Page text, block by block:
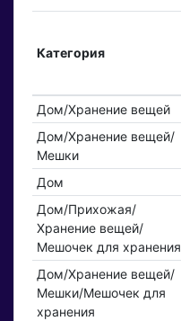
Категория
Дом/Хранение вещей
Дом/Хранение вещей/
Мешки
Дом
Дом/Прихожая/
Хранение вещей/
Мешочек для хранения
Дом/Хранение вещей/
Мешки/Мешочек для
хранения